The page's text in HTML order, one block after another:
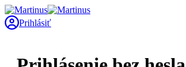
Prihlásiť